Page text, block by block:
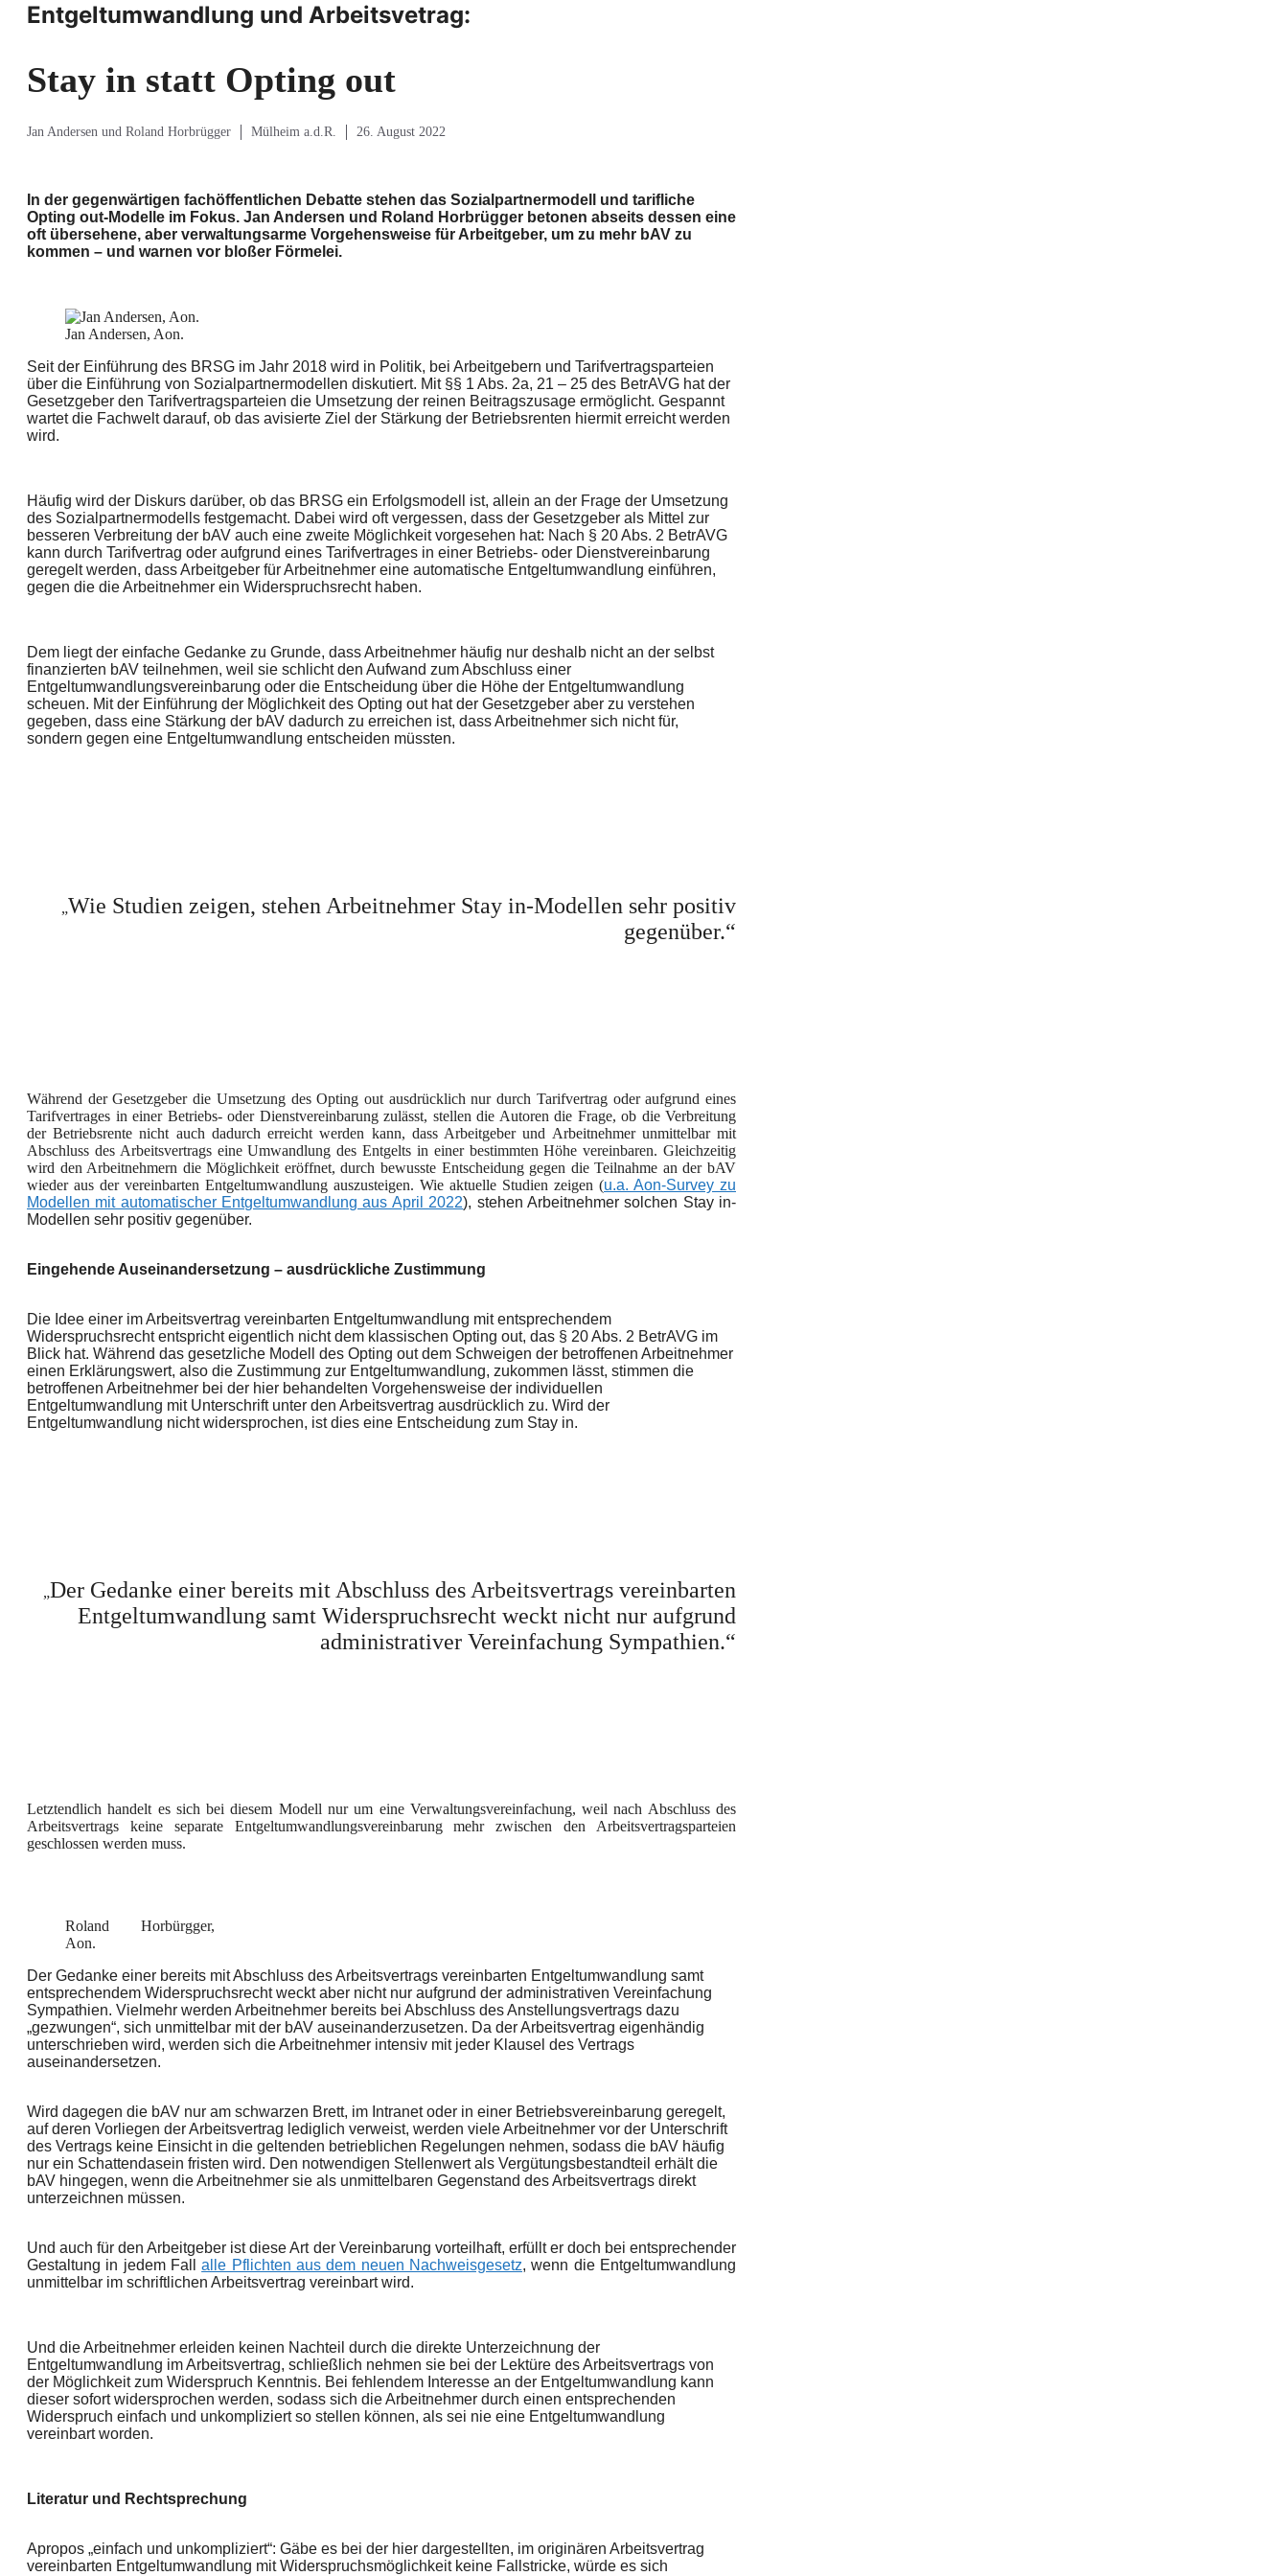
Entgeltumwandlung und Arbeitsvetrag:
Stay in statt Opting out
Jan Andersen und Roland Horbrügger Mülheim a.d.R. 26. August 2022
In der gegenwärtigen fachöffentlichen Debatte stehen das Sozialpartnermodell und tarifliche
Opting out-Modelle im Fokus. Jan Andersen und Roland Horbrügger betonen abseits dessen eine
oft übersehene, aber verwaltungsarme Vorgehensweise für Arbeitgeber, um zu mehr bAV zu
kommen – und warnen vor bloßer Förmelei.
Jan Andersen, Aon.
Seit der Einführung des BRSG im Jahr 2018 wird in Politik, bei Arbeitgebern und Tarifvertragsparteien
über die Einführung von Sozialpartnermodellen diskutiert. Mit §§ 1 Abs. 2a, 21 – 25 des BetrAVG hat der
Gesetzgeber den Tarifvertragsparteien die Umsetzung der reinen Beitragszusage ermöglicht. Gespannt
wartet die Fachwelt darauf, ob das avisierte Ziel der Stärkung der Betriebsrenten hiermit erreicht werden
wird.
Häufig wird der Diskurs darüber, ob das BRSG ein Erfolgsmodell ist, allein an der Frage der Umsetzung
des Sozialpartnermodells festgemacht. Dabei wird oft vergessen, dass der Gesetzgeber als Mittel zur
besseren Verbreitung der bAV auch eine zweite Möglichkeit vorgesehen hat: Nach § 20 Abs. 2 BetrAVG
kann durch Tarifvertrag oder aufgrund eines Tarifvertrages in einer Betriebs- oder Dienstvereinbarung
geregelt werden, dass Arbeitgeber für Arbeitnehmer eine automatische Entgeltumwandlung einführen,
gegen die die Arbeitnehmer ein Widerspruchsrecht haben.
Dem liegt der einfache Gedanke zu Grunde, dass Arbeitnehmer häufig nur deshalb nicht an der selbst
finanzierten bAV teilnehmen, weil sie schlicht den Aufwand zum Abschluss einer
Entgeltumwandlungsvereinbarung oder die Entscheidung über die Höhe der Entgeltumwandlung
scheuen. Mit der Einführung der Möglichkeit des Opting out hat der Gesetzgeber aber zu verstehen
gegeben, dass eine Stärkung der bAV dadurch zu erreichen ist, dass Arbeitnehmer sich nicht für,
sondern gegen eine Entgeltumwandlung entscheiden müssten.
„Wie Studien zeigen, stehen Arbeitnehmer Stay in-Modellen sehr positiv
gegenüber.“
Während der Gesetzgeber die Umsetzung des Opting out ausdrücklich nur durch Tarifvertrag oder aufgrund eines
Tarifvertrages in einer Betriebs- oder Dienstvereinbarung zulässt, stellen die Autoren die Frage, ob die Verbreitung
der Betriebsrente nicht auch dadurch erreicht werden kann, dass Arbeitgeber und Arbeitnehmer unmittelbar mit
Abschluss des Arbeitsvertrags eine Umwandlung des Entgelts in einer bestimmten Höhe vereinbaren. Gleichzeitig
wird den Arbeitnehmern die Möglichkeit eröffnet, durch bewusste Entscheidung gegen die Teilnahme an der bAV
wieder aus der vereinbarten Entgeltumwandlung auszusteigen. Wie aktuelle Studien zeigen (u.a. Aon-Survey zu
Modellen mit automatischer Entgeltumwandlung aus April 2022), stehen Arbeitnehmer solchen Stay in-
Modellen sehr positiv gegenüber.
Eingehende Auseinandersetzung – ausdrückliche Zustimmung
Die Idee einer im Arbeitsvertrag vereinbarten Entgeltumwandlung mit entsprechendem
Widerspruchsrecht entspricht eigentlich nicht dem klassischen Opting out, das § 20 Abs. 2 BetrAVG im
Blick hat. Während das gesetzliche Modell des Opting out dem Schweigen der betroffenen Arbeitnehmer
einen Erklärungswert, also die Zustimmung zur Entgeltumwandlung, zukommen lässt, stimmen die
betroffenen Arbeitnehmer bei der hier behandelten Vorgehensweise der individuellen
Entgeltumwandlung mit Unterschrift unter den Arbeitsvertrag ausdrücklich zu. Wird der
Entgeltumwandlung nicht widersprochen, ist dies eine Entscheidung zum Stay in.
„Der Gedanke einer bereits mit Abschluss des Arbeitsvertrags vereinbarten
Entgeltumwandlung samt Widerspruchsrecht weckt nicht nur aufgrund
administrativer Vereinfachung Sympathien.“
Letztendlich handelt es sich bei diesem Modell nur um eine Verwaltungsvereinfachung, weil nach Abschluss des
Arbeitsvertrags keine separate Entgeltumwandlungsvereinbarung mehr zwischen den Arbeitsvertragsparteien
geschlossen werden muss.
Roland Horbürgger,
Aon.
Der Gedanke einer bereits mit Abschluss des Arbeitsvertrags vereinbarten Entgeltumwandlung samt
entsprechendem Widerspruchsrecht weckt aber nicht nur aufgrund der administrativen Vereinfachung
Sympathien. Vielmehr werden Arbeitnehmer bereits bei Abschluss des Anstellungsvertrags dazu
„gezwungen“, sich unmittelbar mit der bAV auseinanderzusetzen. Da der Arbeitsvertrag eigenhändig
unterschrieben wird, werden sich die Arbeitnehmer intensiv mit jeder Klausel des Vertrags
auseinandersetzen.
Wird dagegen die bAV nur am schwarzen Brett, im Intranet oder in einer Betriebsvereinbarung geregelt,
auf deren Vorliegen der Arbeitsvertrag lediglich verweist, werden viele Arbeitnehmer vor der Unterschrift
des Vertrags keine Einsicht in die geltenden betrieblichen Regelungen nehmen, sodass die bAV häufig
nur ein Schattendasein fristen wird. Den notwendigen Stellenwert als Vergütungsbestandteil erhält die
bAV hingegen, wenn die Arbeitnehmer sie als unmittelbaren Gegenstand des Arbeitsvertrags direkt
unterzeichnen müssen.
Und auch für den Arbeitgeber ist diese Art der Vereinbarung vorteilhaft, erfüllt er doch bei entsprechender
Gestaltung in jedem Fallalle Pflichten aus dem neuen Nachweisgesetz, wenn die Entgeltumwandlung
unmittelbar im schriftlichen Arbeitsvertrag vereinbart wird.
Und die Arbeitnehmer erleiden keinen Nachteil durch die direkte Unterzeichnung der
Entgeltumwandlung im Arbeitsvertrag, schließlich nehmen sie bei der Lektüre des Arbeitsvertrags von
der Möglichkeit zum Widerspruch Kenntnis. Bei fehlendem Interesse an der Entgeltumwandlung kann
dieser sofort widersprochen werden, sodass sich die Arbeitnehmer durch einen entsprechenden
Widerspruch einfach und unkompliziert so stellen können, als sei nie eine Entgeltumwandlung
vereinbart worden.
Literatur und Rechtsprechung
Apropos „einfach und unkompliziert“: Gäbe es bei der hier dargestellten, im originären Arbeitsvertrag
vereinbarten Entgeltumwandlung mit Widerspruchsmöglichkeit keine Fallstricke, würde es sich